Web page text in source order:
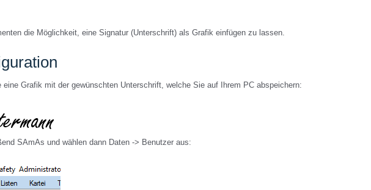
die Möglichkeit, eine Signatur (Unterschrift) als Grafik einfügen zu lassen.
eine Grafik mit der gewünschten Unterschrift, welche Sie auf Ihrem PC abspeichern:
SAmAs und wählen dann Daten -> Benutzer aus: